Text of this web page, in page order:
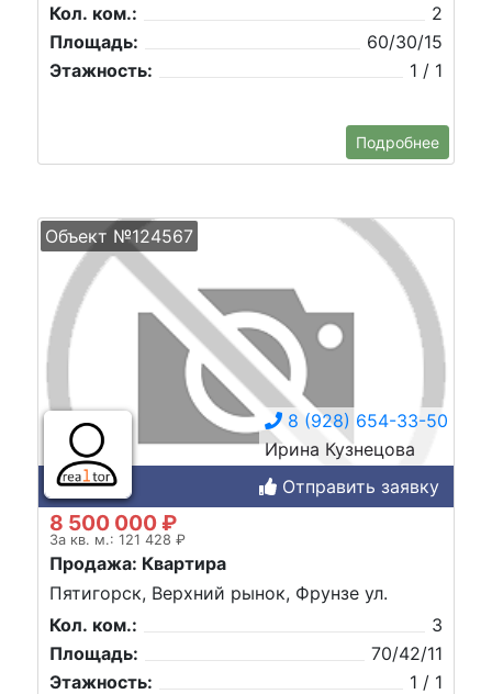
Кол. ком.:
2
Площадь:
60/30/15
Этажность:
1 / 1
Подробнее
Объект №124567
8 (928) 654-33-50
Ирина Кузнецова
Отправить заявку
8 500 000 ₽
За кв. м.: 121 428 ₽
Продажа: Квартира
Пятигорск, Верхний рынок, Фрунзе ул.
Кол. ком.:
3
Площадь:
70/42/11
Этажность:
1 / 1